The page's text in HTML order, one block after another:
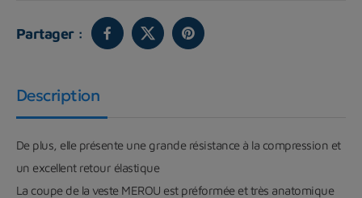
Partager :
Description
De plus, elle présente une grande résistance à la compression et
un excellent retour élastique
La coupe de la veste MEROU est préformée et très anatomique